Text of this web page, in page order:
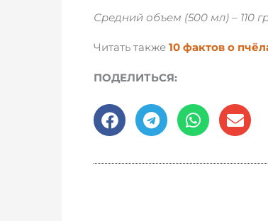
Средний объем (500 мл) – 110
Читать также 10 фактов о
ПОДЕЛИТЬСЯ: